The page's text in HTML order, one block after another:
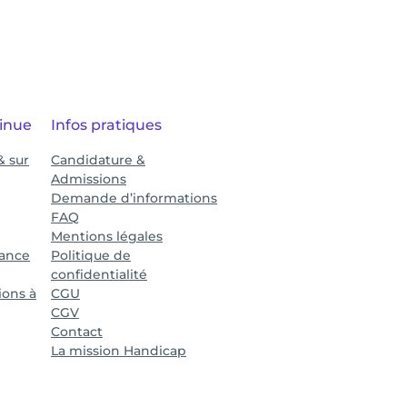
sur
à
Infos pratiques
Candidature &
Admissions
Demande d’informations
FAQ
Mentions légales
Politique de
confidentialité
CGU
CGV
Contact
La mission Handicap